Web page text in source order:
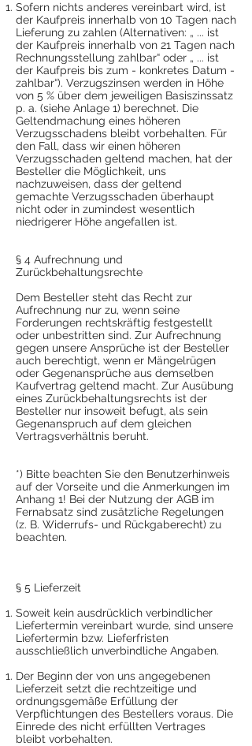
Sofern nichts anderes vereinbart wird, ist
der Kaufpreis innerhalb von 10 Tagen nach
Lieferung zu zahlen (Alternativen: „ ... ist
der Kaufpreis innerhalb von 21 Tagen nach
Rechnungsstellung zahlbar“ oder „ ... ist
der Kaufpreis bis zum - konkretes Datum -
zahlbar“). Verzugszinsen werden in Höhe
von 5 % über dem jeweiligen Basiszinssatz
p. a. (siehe Anlage 1) berechnet. Die
Geltendmachung eines höheren
Verzugsschadens bleibt vorbehalten. Für
den Fall, dass wir einen höheren
Verzugsschaden geltend machen, hat der
Besteller die Möglichkeit, uns
nachzuweisen, dass der geltend
gemachte Verzugsschaden überhaupt
nicht oder in zumindest wesentlich
niedrigerer Höhe angefallen ist.
§ 4 Aufrechnung und
Zurückbehaltungsrechte
Dem Besteller steht das Recht zur
Aufrechnung nur zu, wenn seine
Forderungen rechtskräftig festgestellt
oder unbestritten sind. Zur Aufrechnung
gegen unsere Ansprüche ist der Besteller
auch berechtigt, wenn er Mängelrügen
oder Gegenansprüche aus demselben
Kaufvertrag geltend macht. Zur Ausübung
eines Zurückbehaltungsrechts ist der
Besteller nur insoweit befugt, als sein
Gegenanspruch auf dem gleichen
Vertragsverhältnis beruht.
*) Bitte beachten Sie den Benutzerhinweis
auf der Vorseite und die Anmerkungen im
Anhang 1! Bei der Nutzung der AGB im
Fernabsatz sind zusätzliche Regelungen
(z. B. Widerrufs- und Rückgaberecht) zu
beachten.
§ 5 Lieferzeit
Soweit kein ausdrücklich verbindlicher
Liefertermin vereinbart wurde, sind unsere
Liefertermin bzw. Lieferfristen
ausschließlich unverbindliche Angaben.
Der Beginn der von uns angegebenen
Lieferzeit setzt die rechtzeitige und
ordnungsgemäße Erfüllung der
Verpflichtungen des Bestellers voraus. Die
Einrede des nicht erfüllten Vertrages
bleibt vorbehalten.